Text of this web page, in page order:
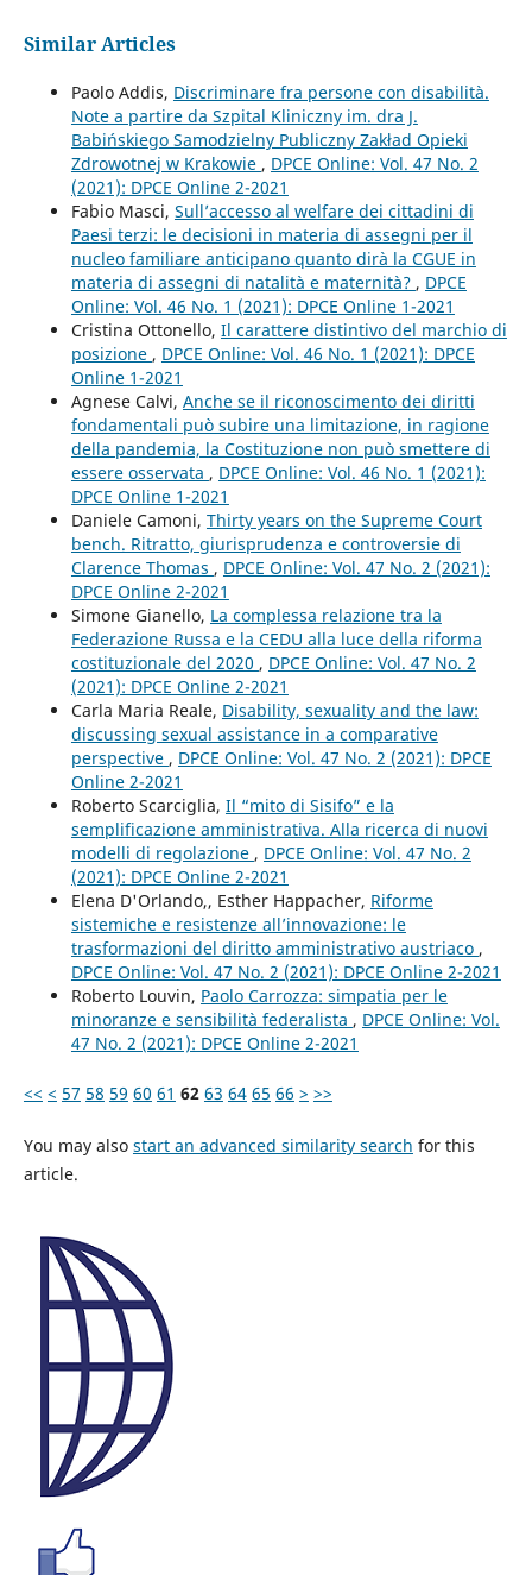
Similar Articles
Paolo Addis, Discriminare fra persone con disabilità.
Note a partire da Szpital Kliniczny im. dra J.
Babińskiego Samodzielny Publiczny Zakład Opieki
Zdrowotnej w Krakowie , DPCE Online: Vol. 47 No. 2
(2021): DPCE Online 2-2021
Fabio Masci, Sull’accesso al welfare dei cittadini di
Paesi terzi: le decisioni in materia di assegni per il
nucleo familiare anticipano quanto dirà la CGUE in
materia di assegni di natalità e maternità? , DPCE
Online: Vol. 46 No. 1 (2021): DPCE Online 1-2021
Cristina Ottonello, Il carattere distintivo del marchio di
posizione , DPCE Online: Vol. 46 No. 1 (2021): DPCE
Online 1-2021
Agnese Calvi, Anche se il riconoscimento dei diritti
fondamentali può subire una limitazione, in ragione
della pandemia, la Costituzione non può smettere di
essere osservata , DPCE Online: Vol. 46 No. 1 (2021):
DPCE Online 1-2021
Daniele Camoni, Thirty years on the Supreme Court
bench. Ritratto, giurisprudenza e controversie di
Clarence Thomas , DPCE Online: Vol. 47 No. 2 (2021):
DPCE Online 2-2021
Simone Gianello, La complessa relazione tra la
Federazione Russa e la CEDU alla luce della riforma
costituzionale del 2020 , DPCE Online: Vol. 47 No. 2
(2021): DPCE Online 2-2021
Carla Maria Reale, Disability, sexuality and the law:
discussing sexual assistance in a comparative
perspective , DPCE Online: Vol. 47 No. 2 (2021): DPCE
Online 2-2021
Roberto Scarciglia, Il “mito di Sisifo” e la
semplificazione amministrativa. Alla ricerca di nuovi
modelli di regolazione , DPCE Online: Vol. 47 No. 2
(2021): DPCE Online 2-2021
Elena D'Orlando,, Esther Happacher, Riforme
sistemiche e resistenze all’innovazione: le
trasformazioni del diritto amministrativo austriaco ,
DPCE Online: Vol. 47 No. 2 (2021): DPCE Online 2-2021
Roberto Louvin, Paolo Carrozza: simpatia per le
minoranze e sensibilità federalista , DPCE Online: Vol.
47 No. 2 (2021): DPCE Online 2-2021
<< < 57 58 59 60 61 62 63 64 65 66 > >>
You may also start an advanced similarity search for this
article.